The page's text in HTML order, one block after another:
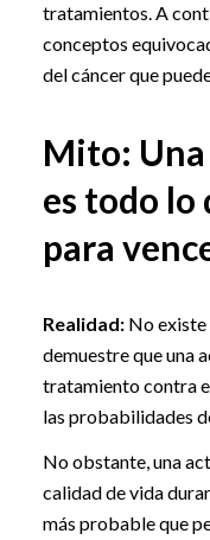
tratamientos. A
conceptos
del cáncer que
Mito:
es todo lo
para
Realidad:No existe
demuestre que una
tratamiento contra
las probabilidades
No obstante, una
calidad de vida
más probable que